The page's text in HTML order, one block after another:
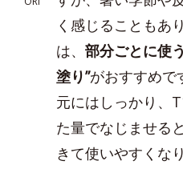
く感じることもあ
は、 部分ごとに使
塗り”がおすすめで
元にはしっかり、
た量でなじませる
きて使いやすくな